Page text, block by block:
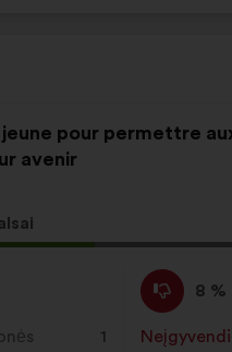
pour permettre
avenir
1
Nepritariu
:
8 %
Šis
pasiūlymas
įvertintas
:kartų